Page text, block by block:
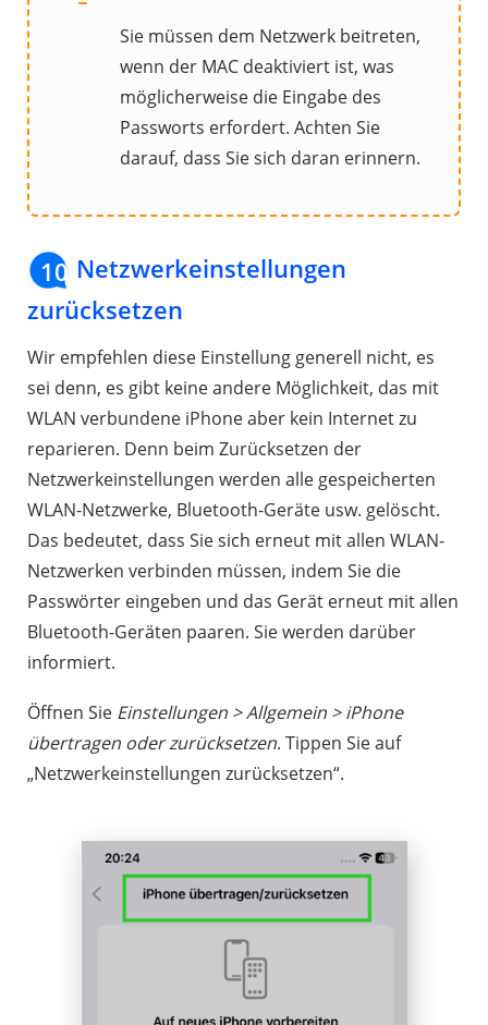
Sie müssen dem Netzwerk beitreten,
wenn der MAC deaktiviert ist, was
möglicherweise die Eingabe des
Passworts erfordert. Achten Sie
darauf, dass Sie sich daran erinnern.
10 Netzwerkeinstellungen
zurücksetzen
Wir empfehlen diese Einstellung generell nicht, es
sei denn, es gibt keine andere Möglichkeit, das mit
WLAN verbundene iPhone aber kein Internet zu
reparieren. Denn beim Zurücksetzen der
Netzwerkeinstellungen werden alle gespeicherten
WLAN-Netzwerke, Bluetooth-Geräte usw. gelöscht.
Das bedeutet, dass Sie sich erneut mit allen WLAN-
Netzwerken verbinden müssen, indem Sie die
Passwörter eingeben und das Gerät erneut mit allen
Bluetooth-Geräten paaren. Sie werden darüber
informiert.
Öffnen Sie Einstellungen > Allgemein > iPhone
übertragen oder zurücksetzen. Tippen Sie auf
„Netzwerkeinstellungen zurücksetzen“.